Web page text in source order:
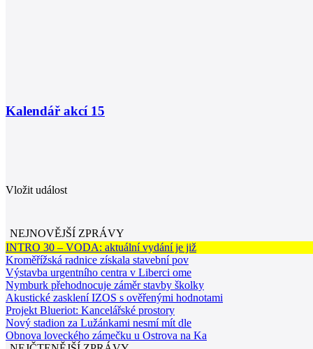
Kalendář akcí 15
Vložit událost
NEJNOVĚJŠÍ ZPRÁVY
INTRO 30 – VODA: aktuální vydání je již
Kroměřížská radnice získala stavební pov
Výstavba urgentního centra v Liberci ome
Nymburk přehodnocuje záměr stavby školky
Akustické zasklení IZOS s ověřenými hodnotami
Projekt Blueriot: Kancelářské prostory
Nový stadion za Lužánkami nesmí mít dle
Obnova loveckého zámečku u Ostrova na Ka